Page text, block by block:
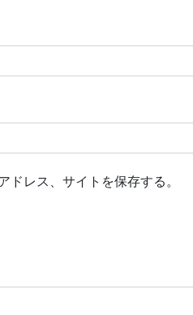
レス、サイトを保存する。